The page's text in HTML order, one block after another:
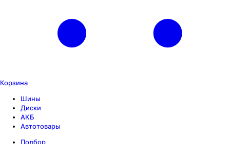
Корзина
Шины
Диски
АКБ
Автотовары
Подбор